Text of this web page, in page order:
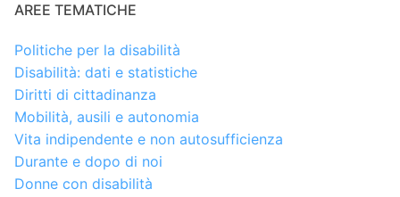
AREE TEMATICHE
Politiche per la disabilità
Disabilità: dati e statistiche
Diritti di cittadinanza
Mobilità, ausili e autonomia
Vita indipendente e non autosufficienza
Durante e dopo di noi
Donne con disabilità